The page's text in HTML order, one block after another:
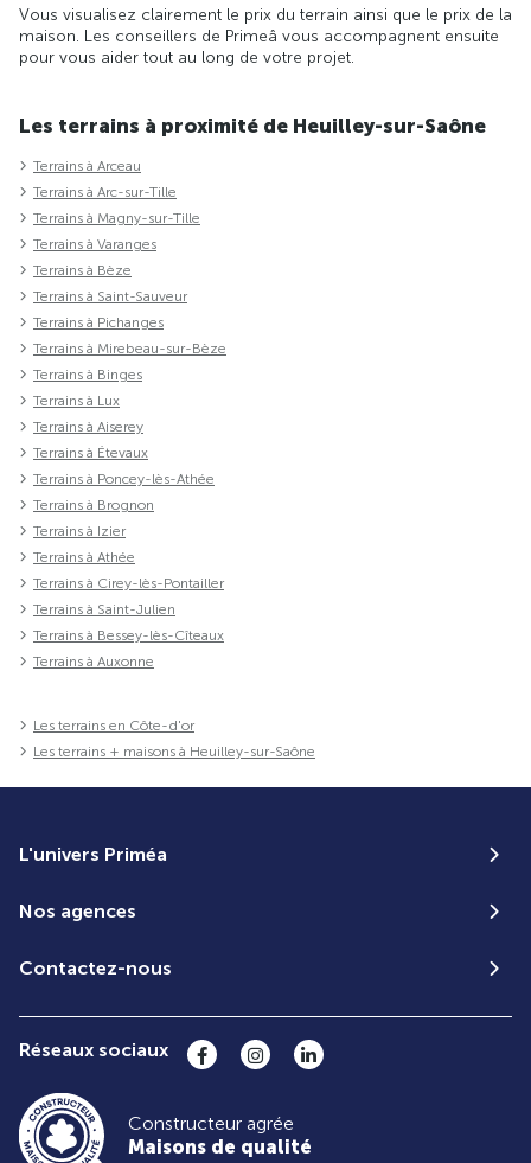
Vous visualisez clairement le prix du terrain ainsi que le prix de la
maison. Les conseillers de Primeâ vous accompagnent ensuite
pour vous aider tout au long de votre projet.
Les terrains à proximité de Heuilley-sur-Saône
Terrains à Arceau
Terrains à Arc-sur-Tille
Terrains à Magny-sur-Tille
Terrains à Varanges
Terrains à Bèze
Terrains à Saint-Sauveur
Terrains à Pichanges
Terrains à Mirebeau-sur-Bèze
Terrains à Binges
Terrains à Lux
Terrains à Aiserey
Terrains à Étevaux
Terrains à Poncey-lès-Athée
Terrains à Brognon
Terrains à Izier
Terrains à Athée
Terrains à Cirey-lès-Pontailler
Terrains à Saint-Julien
Terrains à Bessey-lès-Cîteaux
Terrains à Auxonne
Les terrains en Côte-d'or
Les terrains + maisons à Heuilley-sur-Saône
L'univers Priméa
Nos agences
Contactez-nous
Réseaux sociaux
Constructeur agrée
Maisons de qualité